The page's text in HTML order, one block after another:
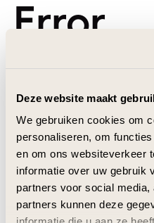
Deze website maakt
We gebruiken cookies om
personaliseren, om
en om ons websiteverkeer
informatie over uw gebruik
partners voor social
partners kunnen deze
Error